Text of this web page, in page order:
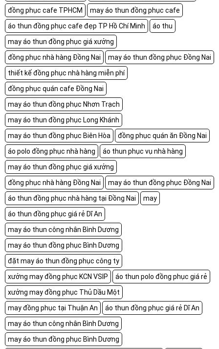
đồng phục cafe TPHCM
may áo thun đồng phục cafe
áo thun đồng phục cafe đẹp TP Hồ Chí Minh
áo thu
may áo thun đồng phục giá xưởng
đồng phục nhà hàng Đồng Nai
may áo thun đồng phục Đồng Nai
thiết kế đồng phục nhà hàng miễn phí
đồng phục quán cafe Đồng Nai
may áo thun đồng phục Nhơn Trạch
may áo thun đồng phục Long Khánh
may áo thun đồng phục Biên Hòa
đồng phục quán ăn Đồng Nai
áo polo đồng phục nhà hàng
áo thun phục vụ nhà hàng
may áo thun đồng phục giá xưởng
đồng phục nhà hàng Đồng Nai
may áo thun đồng phục Đồng Nai
áo thun đồng phục nhà hàng tại Đồng Nai
may
áo thun đồng phục giá rẻ Dĩ An
may áo thun công nhân Bình Dương
may áo thun đồng phục Bình Dương
đặt may áo thun đồng phục công ty
xưởng may đồng phục KCN VSIP
áo thun polo đồng phục giá rẻ
xưởng may đồng phục Thủ Dầu Một
may đồng phục tại Thuận An
áo thun đồng phục giá rẻ Dĩ An
may áo thun công nhân Bình Dương
may áo thun đồng phục Bình Dương